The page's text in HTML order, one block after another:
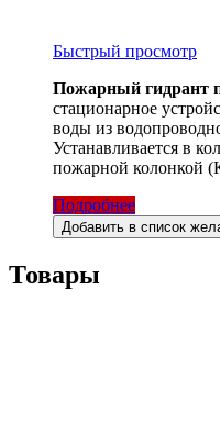
Быстрый просмотр
Пожарный гидрант
стационарное
воды из
Устанавливается в
пожарной колонкой
Подробнее
Добавить в список
Товары